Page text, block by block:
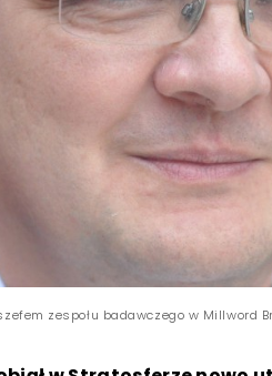
zespołu badawczego w Millword